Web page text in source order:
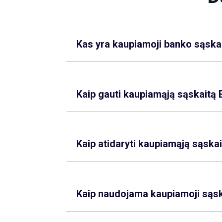
Kas yra kaupiamoji banko
Kaip gauti kaupiamąją sąskaitą
Kaip atidaryti kaupiamąją
Kaip naudojama kaupiamoji